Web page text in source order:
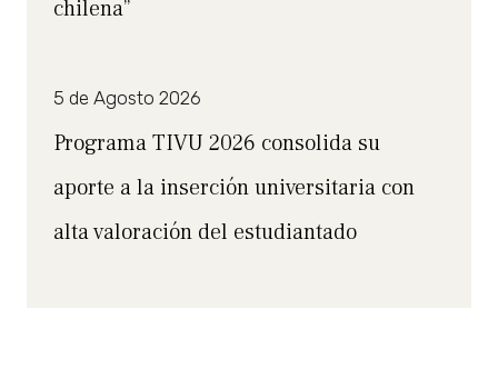
chilena”
5 de Agosto 2026
Programa TIVU 2026 consolida su
aporte a la inserción universitaria con
alta valoración del estudiantado